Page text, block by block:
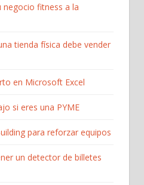
negocio fitness a la
tienda física debe vender
en Microsoft Excel
si eres una PYME
para reforzar equipos
un detector de billetes